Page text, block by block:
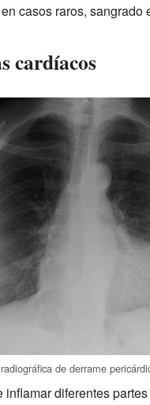
casos raros, sangrado
cardíacos
de derrame
inflamar diferentes